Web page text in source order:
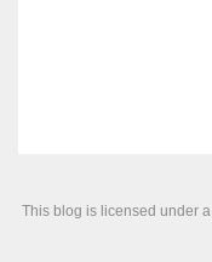
This blog is licensed under a